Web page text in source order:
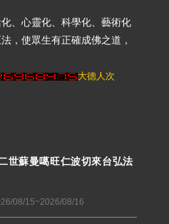
、心靈化、科學化、藝術化
，使眾生有正確成佛之道，
大德人次
世蘇曼噶旺仁波切來台弘法
08/15~2026/08/16